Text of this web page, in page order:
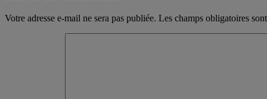
Votre adresse e-mail ne sera pas publiée. Les champs obligatoires